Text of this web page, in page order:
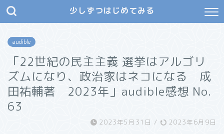
少しずつはじめてみる
audible
「22世紀の民主主義 選挙はアルゴリ
ズムになり、政治家はネコになる 成
田祐輔著 2023年」audible感想 No.
63
2023年5月31日 / 2023年6月9日